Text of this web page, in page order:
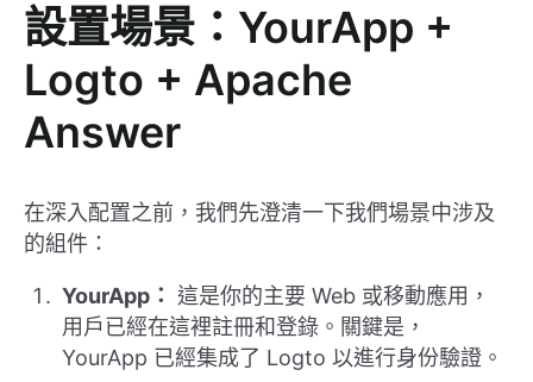
設置場景：YourApp +
Logto + Apache
Answer
在深入配置之前，我們先澄清一下我們場景中涉及
的組件：
YourApp： 這是你的主要 Web 或移動應用，
用戶已經在這裡註冊和登錄。關鍵是，
YourApp 已經集成了 Logto 以進行身份驗證。